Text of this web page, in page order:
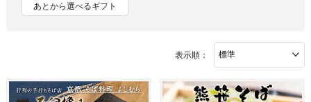
あとから選べるギフト
表示順：